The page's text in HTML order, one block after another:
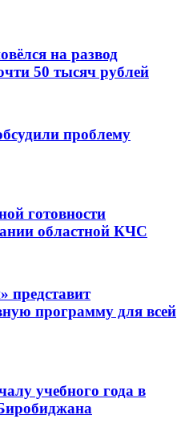
на развод
50 тысяч рублей
проблему
готовности
областной КЧС
представит
программу для всей
учебного года в